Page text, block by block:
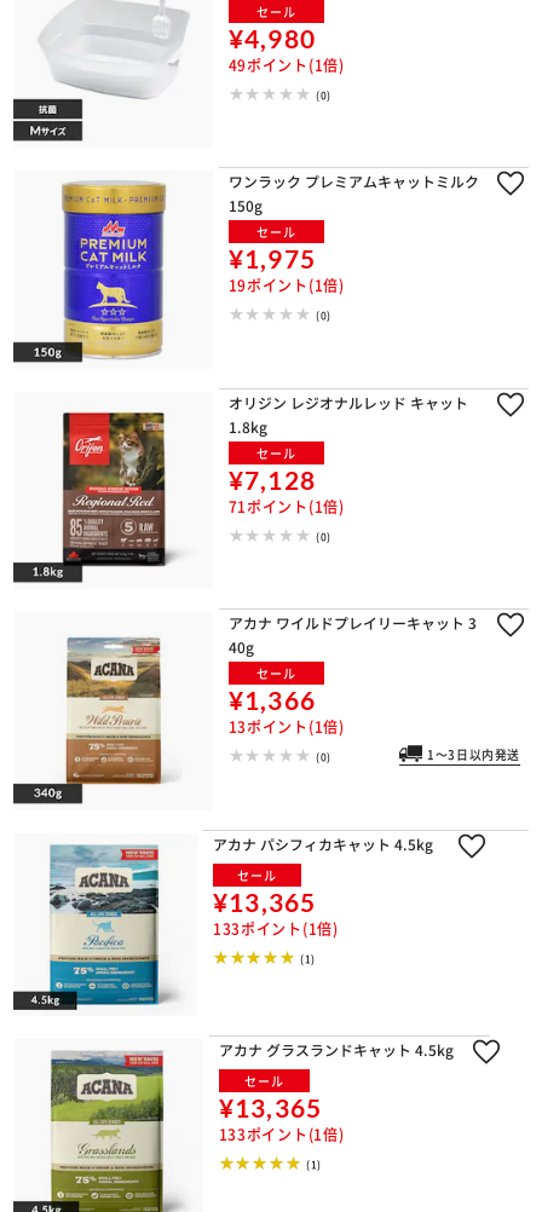
セール
¥4,980
49ポイント(1倍)
(0)
ワンラック プレミアムキャットミルク
150g
セール
¥1,975
19ポイント(1倍)
(0)
オリジン レジオナルレッド キャット
1.8kg
セール
¥7,128
71ポイント(1倍)
(0)
アカナ ワイルドプレイリーキャット 3
40g
セール
¥1,366
13ポイント(1倍)
(0) 1～3日以内発送
アカナ パシフィカキャット 4.5kg
セール
¥13,365
133ポイント(1倍)
(1)
アカナ グラスランドキャット 4.5kg
セール
¥13,365
133ポイント(1倍)
(1)